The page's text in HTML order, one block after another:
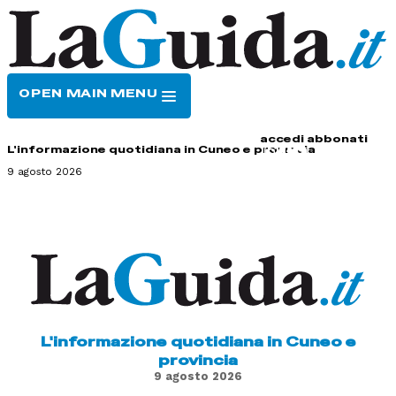
OPEN MAIN MENU
accedi abbonati
L'informazione quotidiana in Cuneo e provincia
9 agosto 2026
L'informazione quotidiana in Cuneo e
provincia
9 agosto 2026